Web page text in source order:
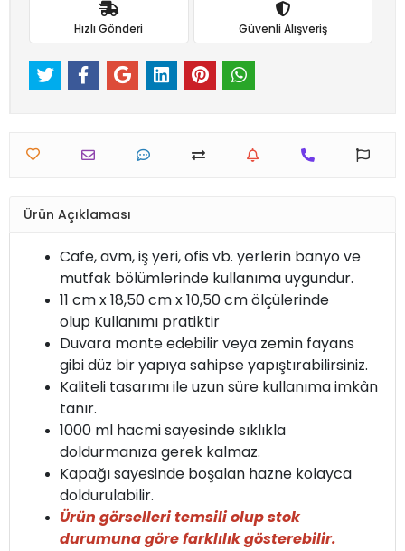
Hızlı Gönderi Güvenli Alışveriş
Ürün Açıklaması
Cafe, avm, iş yeri, ofis vb. yerlerin banyo ve
mutfak bölümlerinde kullanıma uygundur.
11 cm x 18,50 cm x 10,50 cm ölçülerinde
olup Kullanımı pratiktir
Duvara monte edebilir veya zemin fayans
gibi düz bir yapıya sahipse yapıştırabilirsiniz.
Kaliteli tasarımı ile uzun süre kullanıma imkân
tanır.
1000 ml hacmi sayesinde sıklıkla
doldurmanıza gerek kalmaz.
Kapağı sayesinde boşalan hazne kolayca
doldurulabilir.
Ürün görselleri temsili olup stok
durumuna göre farklılık gösterebilir.